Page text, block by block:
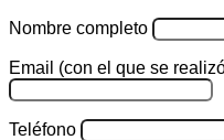
Nombre completo
Email (con el que se
Teléfono